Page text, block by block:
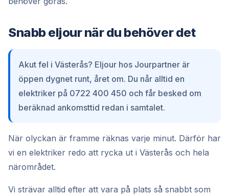
Snabb eljour när du behöver det
Akut fel i Västerås? Eljour hos Jourpartner är
öppen dygnet runt, året om. Du når alltid en
elektriker på 0722 400 450 och får besked om
beräknad ankomsttid redan i samtalet.
När olyckan är framme räknas varje minut. Därför har
vi en elektriker redo att rycka ut i Västerås och hela
närområdet.
Vi strävar alltid efter att vara på plats så snabbt som